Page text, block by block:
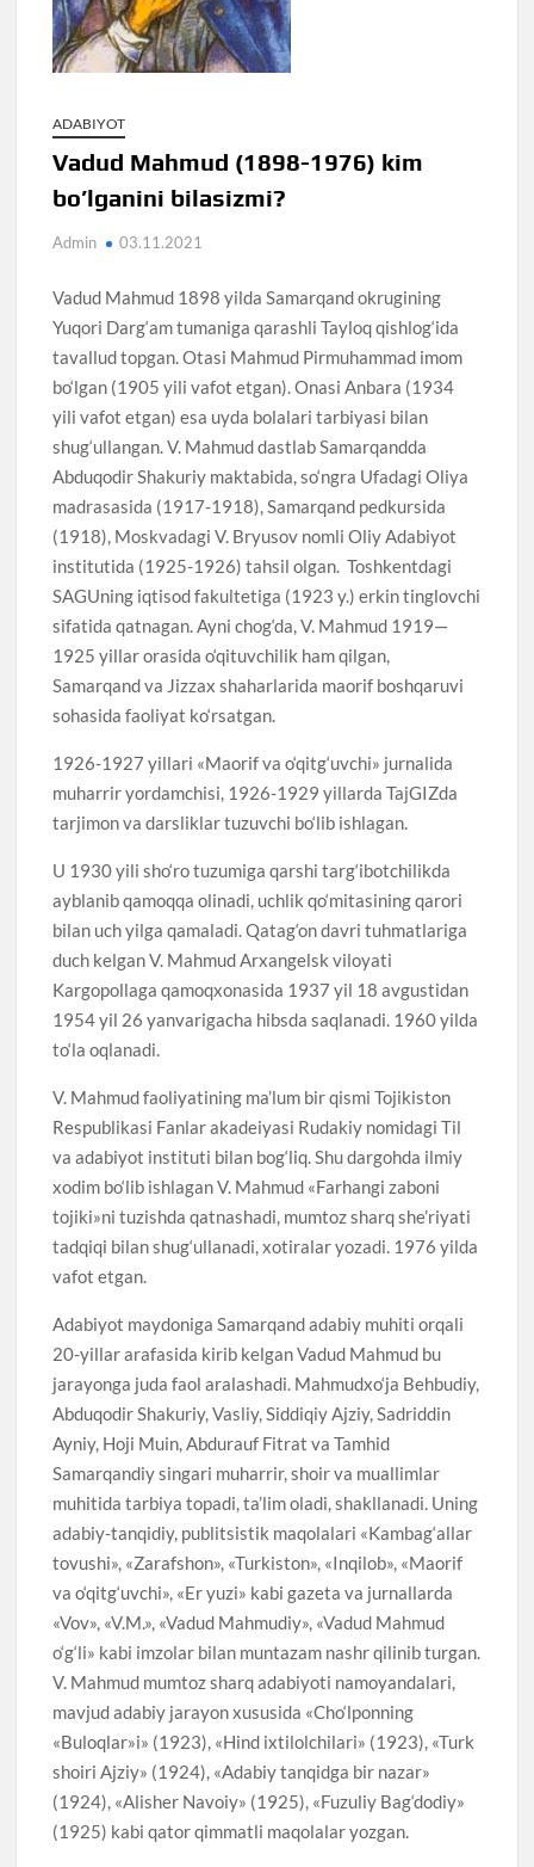
ADABIYOT
Vadud Mahmud (1898-1976) kim
bo’lganini bilasizmi?
Admin 03.11.2021
Vadud Mahmud 1898 yilda Samarqand okrugining
Yuqori Darg‘am tumaniga qarashli Tayloq qishlog‘ida
tavallud topgan. Otasi Mahmud Pirmuhammad imom
bo‘lgan (1905 yili vafot etgan). Onasi Anbara (1934
yili vafot etgan) esa uyda bolalari tarbiyasi bilan
shug‘ullangan. V. Mahmud dastlab Samarqandda
Abduqodir Shakuriy maktabida, so‘ngra Ufadagi Oliya
madrasasida (1917-1918), Samarqand pedkursida
(1918), Moskvadagi V. Bryusov nomli Oliy Adabiyot
institutida (1925-1926) tahsil olgan. Toshkentdagi
SAGUning iqtisod fakultetiga (1923 y.) erkin tinglovchi
sifatida qatnagan. Ayni chog‘da, V. Mahmud 1919—
1925 yillar orasida o‘qituvchilik ham qilgan,
Samarqand va Jizzax shaharlarida maorif boshqaruvi
sohasida faoliyat ko‘rsatgan.
1926-1927 yillari «Maorif va o‘qitg‘uvchi» jurnalida
muharrir yordamchisi, 1926-1929 yillarda TajGIZda
tarjimon va darsliklar tuzuvchi bo‘lib ishlagan.
U 1930 yili sho‘ro tuzumiga qarshi targ‘ibotchilikda
ayblanib qamoqqa olinadi, uchlik qo‘mitasining qarori
bilan uch yilga qamaladi. Qatag‘on davri tuhmatlariga
duch kelgan V. Mahmud Arxangelsk viloyati
Kargopollaga qamoqxonasida 1937 yil 18 avgustidan
1954 yil 26 yanvarigacha hibsda saqlanadi. 1960 yilda
to‘la oqlanadi.
V. Mahmud faoliyatining ma’lum bir qismi Tojikiston
Respublikasi Fanlar akadeiyasi Rudakiy nomidagi Til
va adabiyot instituti bilan bog‘liq. Shu dargohda ilmiy
xodim bo‘lib ishlagan V. Mahmud «Farhangi zaboni
tojiki»ni tuzishda qatnashadi, mumtoz sharq she’riyati
tadqiqi bilan shug‘ullanadi, xotiralar yozadi. 1976 yilda
vafot etgan.
Adabiyot maydoniga Samarqand adabiy muhiti orqali
20-yillar arafasida kirib kelgan Vadud Mahmud bu
jarayonga juda faol aralashadi. Mahmudxo‘ja Behbudiy,
Abduqodir Shakuriy, Vasliy, Siddiqiy Ajziy, Sadriddin
Ayniy, Hoji Muin, Abdurauf Fitrat va Tamhid
Samarqandiy singari muharrir, shoir va muallimlar
muhitida tarbiya topadi, ta’lim oladi, shakllanadi. Uning
adabiy-tanqidiy, publitsistik maqolalari «Kambag‘allar
tovushi», «Zarafshon», «Turkiston», «Inqilob», «Maorif
va o‘qitg‘uvchi», «Er yuzi» kabi gazeta va jurnallarda
«Vov», «V.M.», «Vadud Mahmudiy», «Vadud Mahmud
o‘g‘li» kabi imzolar bilan muntazam nashr qilinib turgan.
V. Mahmud mumtoz sharq adabiyoti namoyandalari,
mavjud adabiy jarayon xususida «Cho‘lponning
«Buloqlar»i» (1923), «Hind ixtilolchilari» (1923), «Turk
shoiri Ajziy» (1924), «Adabiy tanqidga bir nazar»
(1924), «Alisher Navoiy» (1925), «Fuzuliy Bag‘dodiy»
(1925) kabi qator qimmatli maqolalar yozgan.